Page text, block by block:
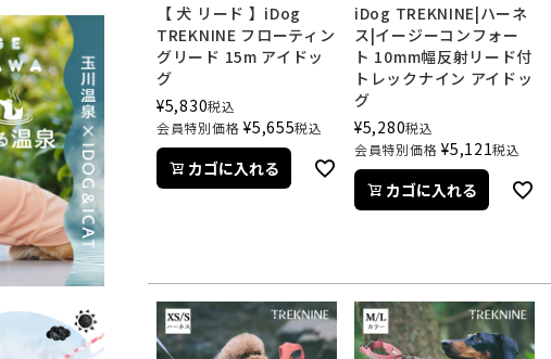
【 犬 リード 】iDog
TREKNINE フローティン
グリード 15m アイドッ
グ
¥5,830税込
会員特別価格 ¥5,655税込
カゴに入れる
iDog TREKNINE|ハーネ
ス|イージーコンフォー
ト 10mm幅反射リード付
トレックナイン アイドッ
グ
¥5,280税込
会員特別価格 ¥5,121税込
カゴに入れる